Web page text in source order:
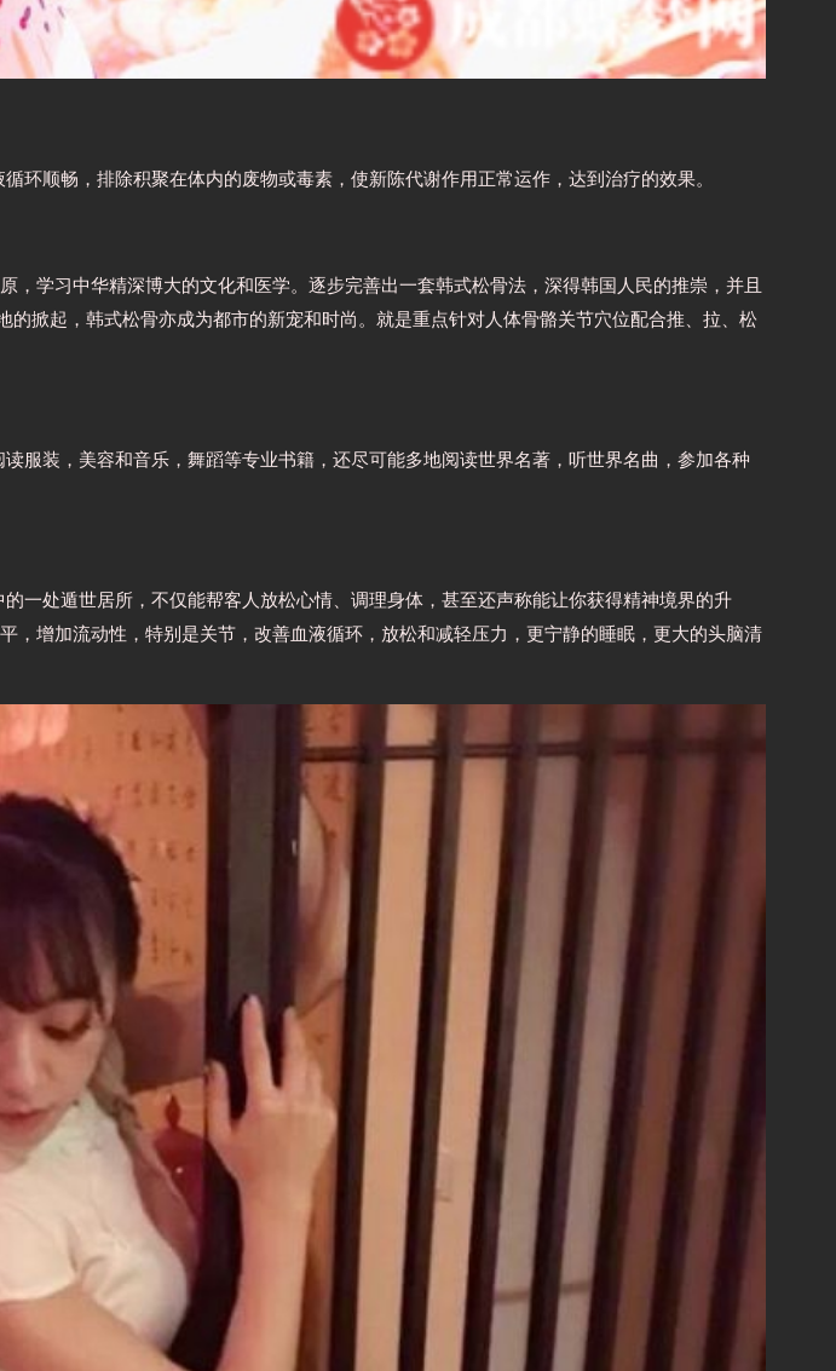
顺畅，排除积聚在体内的废物或毒素，使新陈代谢作用正常运作，达到治疗的效果。
学习中华精深博大的文化和医学。逐步完善出一套韩式松骨法，深得韩国人民的推崇，并且
掀起，韩式松骨亦成为都市的新宠和时尚。就是重点针对人体骨骼关节穴位配合推、拉、松
服装，美容和音乐，舞蹈等专业书籍，还尽可能多地阅读世界名著，听世界名曲，参加各种
一处遁世居所，不仅能帮客人放松心情、调理身体，甚至还声称能让你获得精神境界的升
增加流动性，特别是关节，改善血液循环，放松和减轻压力，更宁静的睡眠，更大的头脑清